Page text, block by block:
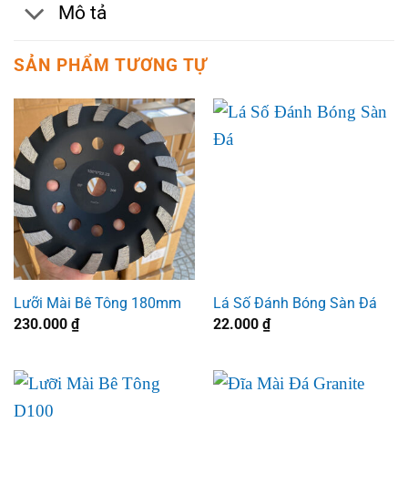
Mô tả
SẢN PHẨM TƯƠNG TỰ
Lưỡi Mài Bê Tông 180mm
230.000 ₫
Lá Số Đánh Bóng Sàn Đá
22.000 ₫